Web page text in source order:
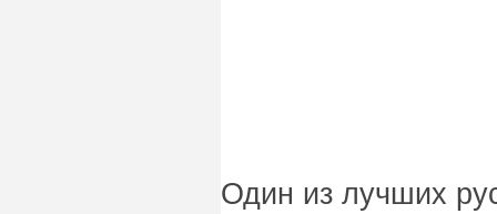
Один из лучших